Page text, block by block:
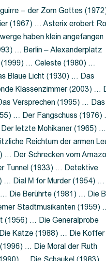
– der Zorn Gottes
(1967) … Asterix erobert
haben klein angefangen
… Berlin – Alexanderplatz
(1999) … Celeste (1980) …
Blaue Licht (1930) … Das
Klassenzimmer (2003) …
Versprechen (1995) … Das
… Der Fangschuss (1976)
letzte Mohikaner (1965) …
Reichtum der armen
… Der Schrecken vom
Tunnel (1933) … Detektive
… Dial M for Murder (1954) …
Die Berührte (1981) … Die
Stadtmusikanten (1959)
(1956) … Die Generalprobe
Katze (1988) … Die Koffer
… Die Moral der Ruth
… Die Schaukel (1983)